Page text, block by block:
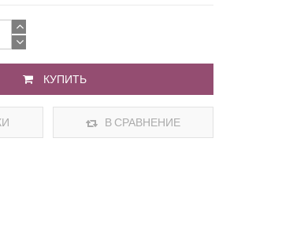
КУПИТЬ
В СРАВНЕНИЕ